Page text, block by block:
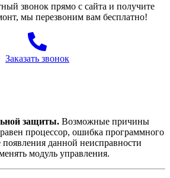
звонок прямо с сайта и получите
мы перезвоним вам бесплатно!
Заказать звонок
защиты. Возможные причины
процессор, ошибка программного
появления данной неисправности
модуль управления.